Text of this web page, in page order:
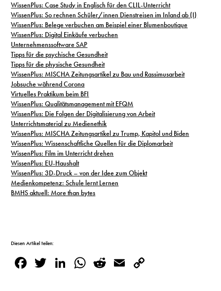
WissenPlus: Case Study in Englisch für den CLIL-Unterricht
WissenPlus: So rechnen Schüler/innen Dienstreisen im Inland ab (I)
WissenPlus: Belege verbuchen am Beispiel einer Blumenboutique
WissenPlus: Digital Einkäufe verbuchen
Unternehmenssoftware SAP
Tipps für die psychische Gesundheit
Tipps für die physische Gesundheit
WissenPlus: MISCHA Zeitungsartikel zu Bau und Rassimusarbeit
Jobsuche während Corona
Virtuelles Praktikum beim BFI
WissenPlus: Qualitätsmanagement mit EFQM
WissenPlus: Die Folgen der Digitalisierung von Arbeit
Unterrichtsmaterial zu Medienethik
WissenPlus: MISCHA Zeitungsartikel zu Trump, Kapitol und Biden
WissenPlus: Wissenschaftliche Quellen für die Diplomarbeit
WissenPlus: Film im Unterricht drehen
WissenPlus: EU-Haushalt
WissenPlus: 3D-Druck – von der Idee zum Objekt
Medienkompetenz: Schule lernt Lernen
BMHS aktuell: More than bytes
Diesen Artikel teilen:
Facebook
TwitterLinkedIn
WhatsApp
Reddit
Email